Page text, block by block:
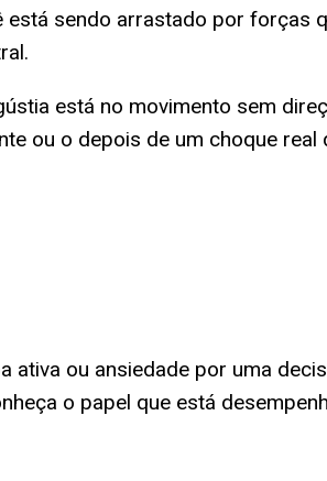
sendo arrastado por forças
está no movimento sem
ou o depois de um choque
ou ansiedade por uma
o papel que está